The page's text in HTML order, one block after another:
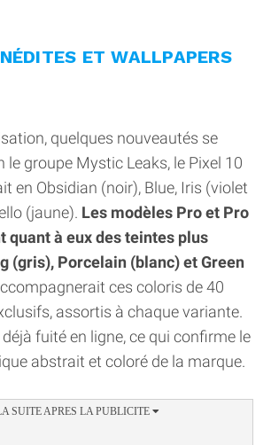
ET WALLPAPERS
quelques nouveautés se
le groupe Mystic Leaks, le Pixel 10
en Obsidian (noir), Blue, Iris (violet
(jaune). Les modèles Pro et Pro
quant à eux des teintes plus
(gris), Porcelain (blanc) et Green
ces coloris de 40
assortis à chaque variante.
fuité en ligne, ce qui confirme le
abstrait et coloré de la marque.